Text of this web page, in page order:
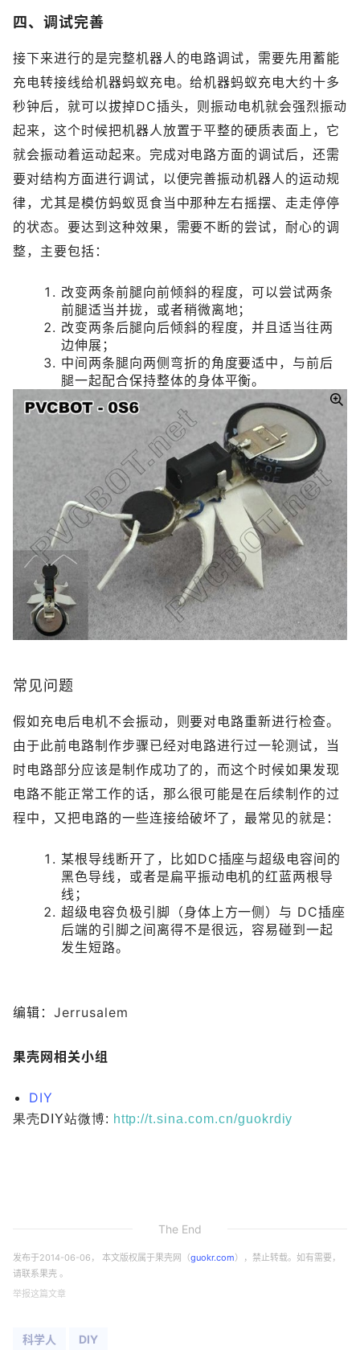
四、调试完善
接下来进行的是完整机器人的电路调试，需要先用蓄能
充电转接线给机器蚂蚁充电。给机器蚂蚁充电大约十多
秒钟后，就可以拔掉DC插头，则振动电机就会强烈振动
起来，这个时候把机器人放置于平整的硬质表面上，它
就会振动着运动起来。完成对电路方面的调试后，还需
要对结构方面进行调试，以便完善振动机器人的运动规
律，尤其是模仿蚂蚁觅食当中那种左右摇摆、走走停停
的状态。要达到这种效果，需要不断的尝试，耐心的调
整，主要包括：
改变两条前腿向前倾斜的程度，可以尝试两条
前腿适当并拢，或者稍微离地；
改变两条后腿向后倾斜的程度，并且适当往两
边伸展；
中间两条腿向两侧弯折的角度要适中，与前后
腿一起配合保持整体的身体平衡。
常见问题
假如充电后电机不会振动，则要对电路重新进行检查。
由于此前电路制作步骤已经对电路进行过一轮测试，当
时电路部分应该是制作成功了的，而这个时候如果发现
电路不能正常工作的话，那么很可能是在后续制作的过
程中，又把电路的一些连接给破坏了，最常见的就是：
某根导线断开了，比如DC插座与超级电容间的
黑色导线，或者是扁平振动电机的红蓝两根导
线；
超级电容负极引脚（身体上方一侧）与 DC插座
后端的引脚之间离得不是很远，容易碰到一起
发生短路。
编辑： Jerrusalem
果壳网相关小组
DIY
果壳DIY站微博: http://t.sina.com.cn/guokrdiy
The End
发布于2014-06-06 ， 本文版权属于果壳网（guokr.com），禁止转载。如有需要，
请联系果壳 。
举报这篇文章
科学人 DIY